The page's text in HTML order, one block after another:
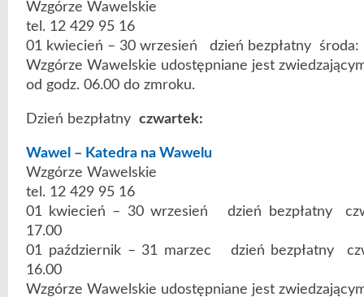
Wzgórze Wawelskie
tel. 12 429 95 16
01 kwiecień – 30 wrzesień dzień bezpłatny środa:
Wzgórze Wawelskie udostępniane jest
od godz. 06.00 do zmroku.
Dzień bezpłatny czwartek:
Wawel – Katedra na Wawelu
Wzgórze Wawelskie
tel. 12 429 95 16
01 kwiecień – 30 wrzesień dzień bezpłatny
17.00
01 październik – 31 marzec dzień bezpłatny
16.00
Wzgórze Wawelskie udostępniane jest